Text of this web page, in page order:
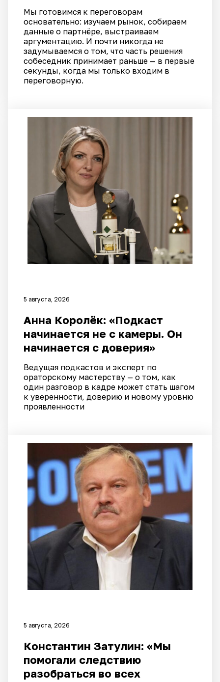
Мы готовимся к переговорам
основательно: изучаем рынок, собираем
данные о партнёре, выстраиваем
аргументацию. И почти никогда не
задумываемся о том, что часть решения
собеседник принимает раньше — в первые
секунды, когда мы только входим в
переговорную.
5 августа, 2026
Анна Королёк: «Подкаст
начинается не с камеры. Он
начинается с доверия»
Ведущая подкастов и эксперт по
ораторскому мастерству — о том, как
один разговор в кадре может стать шагом
к уверенности, доверию и новому уровню
проявленности
5 августа, 2026
Константин Затулин: «Мы
помогали следствию
разобраться во всех